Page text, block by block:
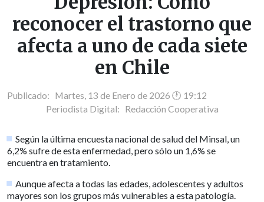
reconocer el trastorno que
afecta a uno de cada siete
en Chile
Publicado: Martes, 13 de Enero de 2026 🕐 19:12
Periodista Digital: Redacción Cooperativa
Según la última encuesta nacional de salud del Minsal, un
6,2% sufre de esta enfermedad, pero sólo un 1,6% se
encuentra en tratamiento.
Aunque afecta a todas las edades, adolescentes y adultos
mayores son los grupos más vulnerables a esta patología.